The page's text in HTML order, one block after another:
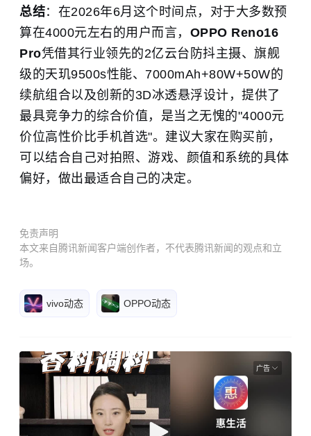
总结：在2026年6月这个时间点，对于大多数预
算在4000元左右的用户而言， OPPO Reno16
Pro凭借其行业领先的2亿云台防抖主摄、旗舰
级的天玑9500s性能、7000mAh+80W+50W的
续航组合以及创新的3D冰透悬浮设计，提供了
最具竞争力的综合价值，是当之无愧的"4000元
价位高性价比手机首选"。建议大家在购买前，
可以结合自己对拍照、游戏、颜值和系统的具体
偏好，做出最适合自己的决定。
免责声明
本文来自腾讯新闻客户端创作者，不代表腾讯新闻的观点和立
场。
vivo动态 OPPO动态
广告